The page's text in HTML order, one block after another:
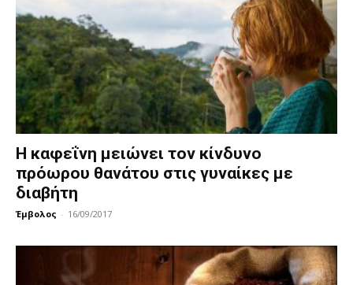
Η καφεΐνη μειώνει τον κίνδυνο
πρόωρου θανάτου στις γυναίκες με
διαβήτη
Έμβολος - 16/09/2017